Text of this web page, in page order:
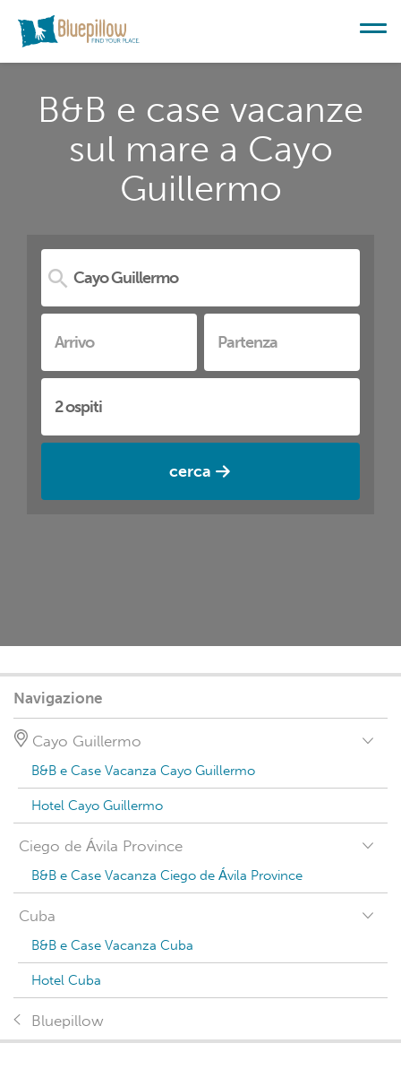
B&B e case vacanze
sul mare a Cayo
Guillermo
cerca
Navigazione
Cayo Guillermo
B&B e Case Vacanza Cayo Guillermo
Hotel Cayo Guillermo
Ciego de Ávila Province
B&B e Case Vacanza Ciego de Ávila Province
Cuba
B&B e Case Vacanza Cuba
Hotel Cuba
Bluepillow